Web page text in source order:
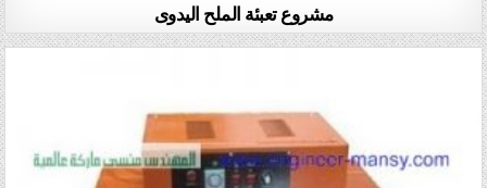
مشروع تعبئة الملح اليدوى